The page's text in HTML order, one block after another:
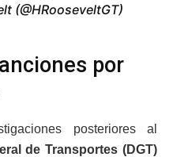
(@HRooseveltGT)
por
posteriores al
de Transportes (DGT)